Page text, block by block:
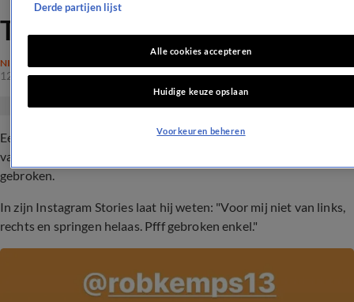
Tegenslag voor Mark Gillis
NIEUWS
12 mrt 2022, 22:01
Een fikse domper voor Mark, de zoon van
vakantieparkenmagnaat Peter Gillis. Hij heeft zijn enkel
gebroken.
In zijn Instagram Stories laat hij weten: "Voor mij niet van links,
rechts en springen helaas. Pfff gebroken enkel."
Derde partijen lijst
Alle cookies accepteren
Huidige keuze opslaan
Voorkeuren beheren